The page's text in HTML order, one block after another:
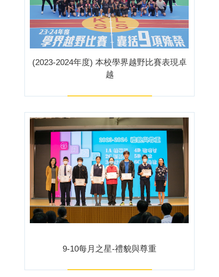
(2023-2024年度) 本校學界越野比賽表現卓
越
9-10每月之星-禮貌與尊重